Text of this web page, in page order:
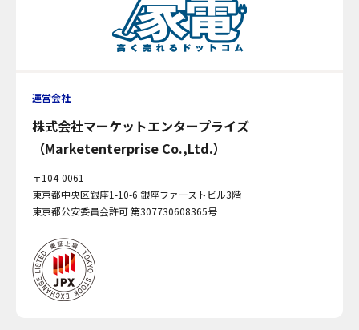
運営会社
株式会社マーケットエンタープライズ
（Marketenterprise Co.,Ltd.）
〒104-0061
東京都中央区銀座1-10-6 銀座ファーストビル3階
東京都公安委員会許可 第307730608365号